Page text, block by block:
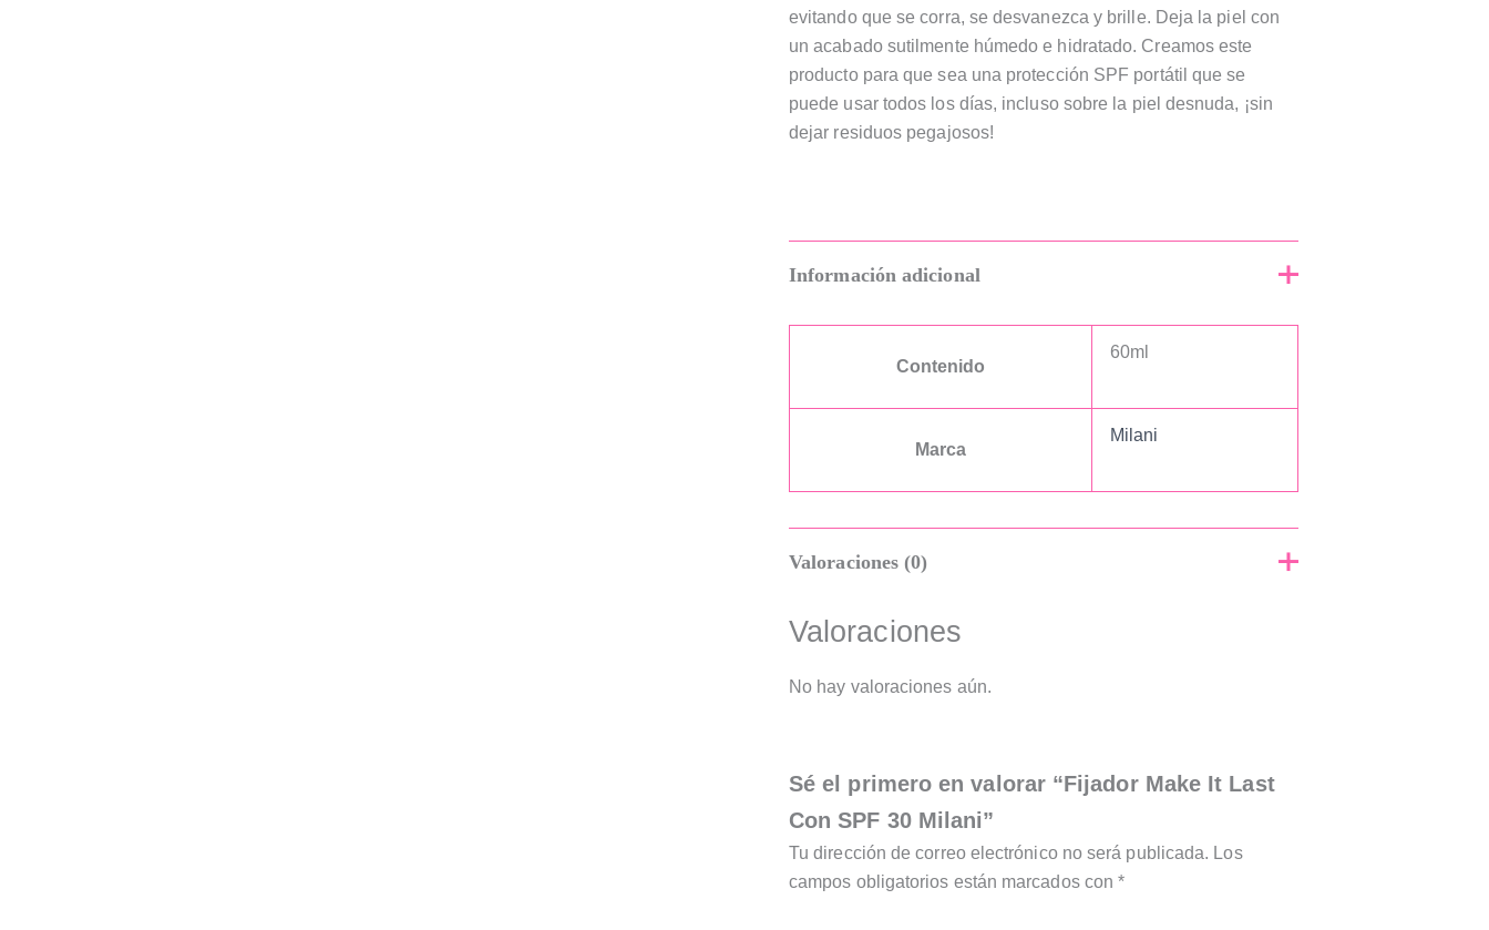
evitando que se corra, se desvanezca y brille. Deja la piel con
un acabado sutilmente húmedo e hidratado. Creamos este
producto para que sea una protección SPF portátil que se
puede usar todos los días, incluso sobre la piel desnuda, ¡sin
dejar residuos pegajosos!
Información adicional
Contenido
60ml
Marca
Milani
Valoraciones (0)
Valoraciones
No hay valoraciones aún.
Sé el primero en valorar “Fijador Make It Last
Con SPF 30 Milani”
Tu dirección de correo electrónico no será publicada. Los
campos obligatorios están marcados con*